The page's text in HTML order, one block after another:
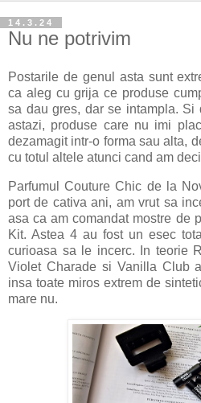
14.3.24
Nu ne potrivim
Postarile de genul asta sunt
ca aleg cu grija ce produse
sa dau gres, dar se intampla. Si
astazi, produse care nu imi
dezamagit intr-o forma sau alta,
cu totul altele atunci cand am
Parfumul Couture Chic de la
port de cativa ani, am vrut sa
asa ca am comandat mostre de
Kit. Astea 4 au fost un esec
curioasa sa le incerc. In teorie
Violet Charade si Vanilla Club
insa toate miros extrem de
mare nu.